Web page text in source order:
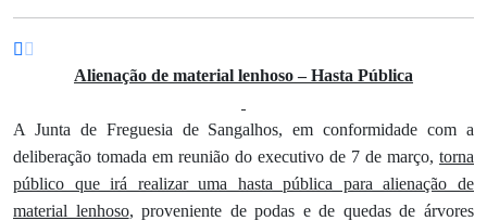
Alienação de material lenhoso – Hasta Pública
A Junta de Freguesia de Sangalhos, em conformidade com a
deliberação tomada em reunião do executivo de 7 de março, torna
público que irá realizar uma hasta pública para alienação de
material lenhoso, proveniente de podas e de quedas de árvores